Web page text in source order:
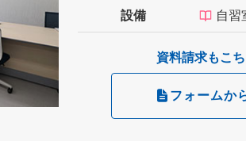
設備 自習
資料請求もこ
フォームか